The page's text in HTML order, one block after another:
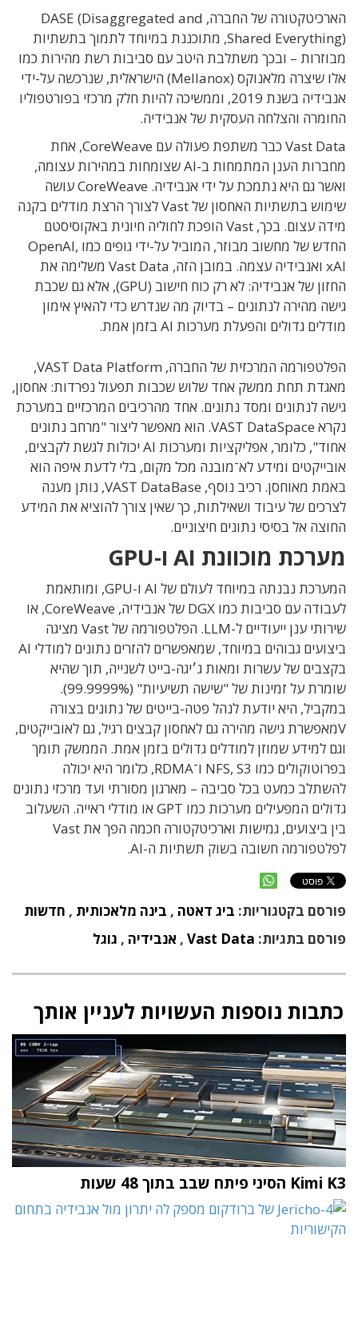
הארכיטקטורה של החברה, DASE (Disaggregated and
Shared Everything), מתוכננת במיוחד לתמוך בתשתיות
מבוזרות – ובכך משתלבת היטב עם סביבות רשת מהירות כמו
אלו שיצרה מלאנוקס (Mellanox) הישראלית, שנרכשה על-ידי
אנבידיה בשנת 2019, וממשיכה להיות חלק מרכזי בפורטפוליו
החומרה והצלחה העסקית של אנבידיה.
Vast Data כבר משתפת פעולה עם CoreWeave, אחת
מחברות הענן המתמחות ב-AI שצומחות במהירות עצומה,
ואשר גם היא נתמכת על ידי אנבידיה. CoreWeave עושה
שימוש בתשתיות האחסון של Vast לצורך הרצת מודלים בקנה
מידה עצום. בכך, Vast הופכת לחוליה חיונית באקוסיסטם
החדש של מחשוב מבוזר, המוביל על-ידי גופים כמו OpenAI,
xAI ואנבידיה עצמה. במובן הזה, Vast Data משלימה את
החזון של אנבידיה: לא רק כוח חישוב (GPU), אלא גם שכבת
גישה מהירה לנתונים – בדיוק מה שנדרש כדי להאיץ אימון
מודלים גדולים והפעלת מערכות AI בזמן אמת.
הפלטפורמה המרכזית של החברה, VAST Data Platform,
מאגדת תחת ממשק אחד שלוש שכבות תפעול נפרדות: אחסון,
גישה לנתונים ומסד נתונים. אחד מהרכיבים המרכזיים במערכת
נקרא VAST DataSpace. הוא מאפשר ליצור "מרחב נתונים
אחוד", כלומר, אפליקציות ומערכות AI יכולות לגשת לקבצים,
אובייקטים ומידע לא־מובנה מכל מקום, בלי לדעת איפה הוא
באמת מאוחסן. רכיב נוסף, VAST DataBase, נותן מענה
לצרכים של עיבוד ושאילתות, כך שאין צורך להוציא את המידע
החוצה אל בסיסי נתונים חיצוניים.
מערכת מוכוונת AI ו-GPU
המערכת נבנתה במיוחד לעולם של AI ו-GPU, ומותאמת
לעבודה עם סביבות כמו DGX של אנבידיה, CoreWeave, או
שירותי ענן ייעודיים ל-LLM. הפלטפורמה של Vast מציגה
ביצועים גבוהים במיוחד, שמאפשרים להזרים נתונים למודלי AI
בקצבים של עשרות ומאות ג׳יגה-בייט לשנייה, תוך שהיא
שומרת על זמינות של "שישה תשיעיות" (99.9999%).
במקביל, היא יודעת לנהל פטה-בייטים של נתונים בצורה
Vמאפשרת גישה מהירה גם לאחסון קבצים רגיל, גם לאובייקטים,
וגם למידע שמוזן למודלים גדולים בזמן אמת. הממשק תומך
בפרוטוקולים כמו NFS, S3 ו־RDMA, כלומר היא יכולה
להשתלב כמעט בכל סביבה – מארגון מסורתי ועד מרכזי נתונים
גדולים המפעילים מערכות כמו GPT או מודלי ראייה. השעלוב
בין ביצועים, גמישות וארכיטקטורה חכמה הפך את Vast
לפלטפורמה חשובה בשוק תשתיות ה-AI.
פורסם בקטגוריות: ביג דאטה , בינה מלאכותית , חדשות
פורסם בתגיות: Vast Data
, אנבידיה , גוגל
כתבות נוספות העשויות לעניין אותך
Kimi K3 הסיני פיתח שבב בתוך 48 שעות